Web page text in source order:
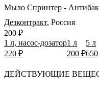
Мыло Спринтер -
Дезконтракт, Россия
1 л, насос-дозатор
220 ₽
1 л
200 ₽
5 л
ДЕЙСТВУЮЩИЕ
200 ₽